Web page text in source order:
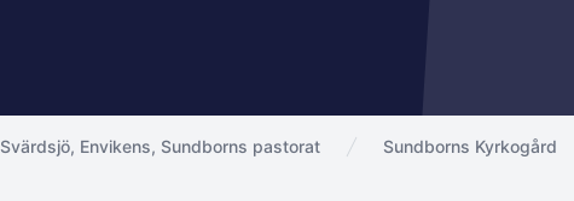
Svärdsjö, Envikens, Sundborns pastorat Sundborns Kyrkogård